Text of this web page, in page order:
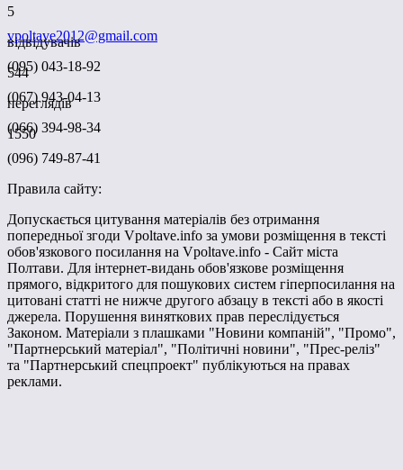
5
відвідувачів
544
переглядів
1550
vpoltave2012@gmail.com
(095) 043-18-92
(067) 943-04-13
(066) 394-98-34
(096) 749-87-41
Правила сайту:
Допускається цитування матеріалів без отримання
попередньої згоди Vpoltave.info за умови розміщення в тексті
обов'язкового посилання на Vpoltave.info - Сайт міста
Полтави. Для інтернет-видань обов'язкове розміщення
прямого, відкритого для пошукових систем гіперпосилання на
цитовані статті не нижче другого абзацу в тексті або в якості
джерела. Порушення виняткових прав переслідується
Законом. Матеріали з плашками "Новини компаній", "Промо",
"Партнерський матеріал", "Політичні новини", "Прес-реліз"
та "Партнерський спецпроект" публікуються на правах
реклами.